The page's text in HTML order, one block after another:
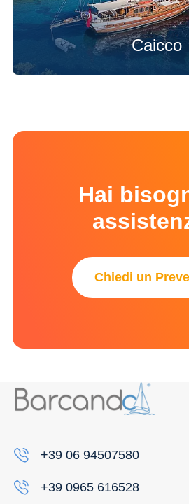
Caicco
Hai
Chiedi un
+39 06 94507580
+39 0965 616528